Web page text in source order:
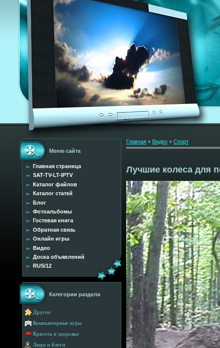
Меню сайта
Главная страница
SAT-TV-LT-IPTV
Каталог файлов
Каталог статей
Блог
Фотоальбомы
Гостевая книга
Обратная связь
Онлайн игры
Видео
Доска объявлений
RUS/12
Категории раздела
Другое
Компьютерные игры
Красота и здоровье
Люди и блоги
Главная » Видео » Спорт
Лучшие колеса для